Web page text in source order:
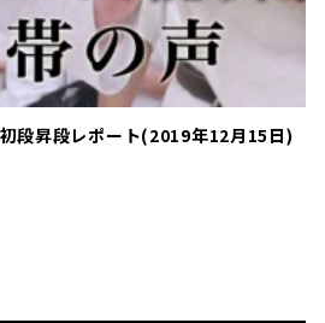
昇段レポート(2019年12月15日)